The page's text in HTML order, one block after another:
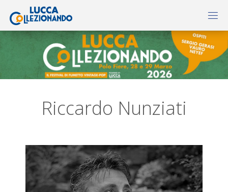
Riccardo Nunziati